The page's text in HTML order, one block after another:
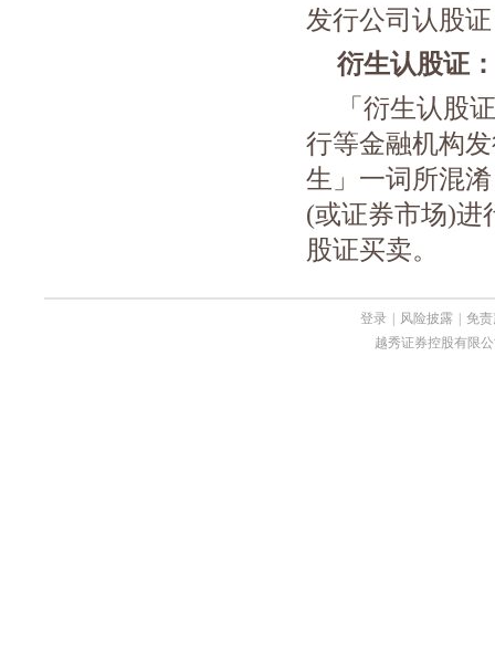
发行公司认股
衍生认股证：
「衍生认股
行等金融机构
生」一词所混
(或证券市场)进
股证买卖。
登录 风险披露
免
越秀证券控股有限公